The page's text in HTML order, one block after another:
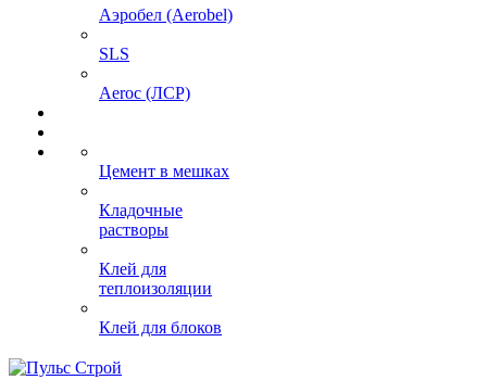
Аэробел (Aerobel)
SLS
Aeroc (ЛСР)
Цемент в мешках
Кладочные
растворы
Клей для
теплоизоляции
Клей для блоков